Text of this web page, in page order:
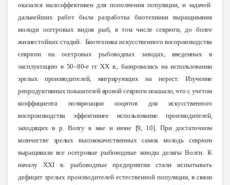
оказался малоэффективен для пополнения популяции, и задачей
дальнейших работ была разработка биотехники выращивания
молоди осетровых видов рыб, в том числе севрюги, до более
жизнестойких стадий. Биотехника искусственного воспроизводства
севрюги на осетровых рыбоводных заводах, введенных в
эксплуатацию в 50–80-е гг. ХХ в., базировалась на использовании
зрелых производителей, мигрирующих на нерест. Изучение
репродуктивных показателей яровой севрюги показало, что с учетом
коэффициента поляризации ооцитов для искусственного
воспроизводства эффективнее использование производителей,
заходящих в р. Волгу в мае и июне [9, 10]. При достаточном
количестве зрелых высококачественных самок молодь севрюги
выращивали все осетровые рыбоводные заводы дельтыВолги.К
началу XXI в. рыбоводные предприятия стали испытывать
дефицит зрелых производителей естественной популяции, в связи